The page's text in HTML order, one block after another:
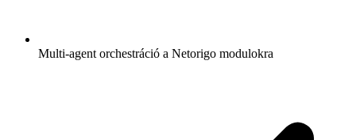
Multi-agent orchestráció a Netorigo modulokra